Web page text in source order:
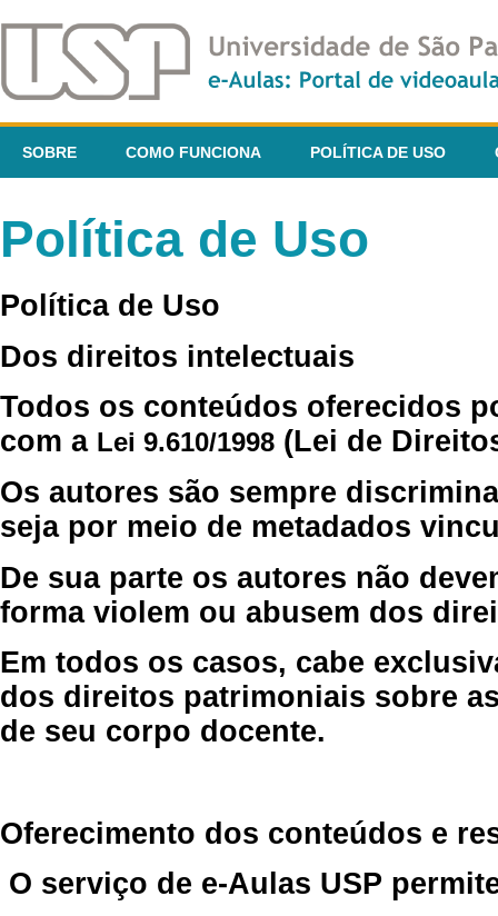
SOBRE COMO FUNCIONA POLÍTICA DE USO
Política de Uso
Política de Uso
Dos direitos intelectuais
Todos os conteúdos oferecidos
com a Lei 9.610/1998 (Lei de
Os autores são sempre
seja por meio de metadados
De sua parte os autores não
forma violem ou abusem dos
Em todos os casos, cabe
dos direitos patrimoniais sobre
de seu corpo docente.
Oferecimento dos conteúdos e
O serviço de e-Aulas USP